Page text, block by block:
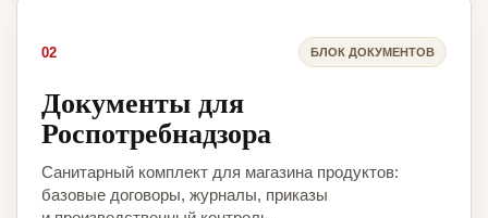
02 БЛОК ДОКУМЕНТОВ
Документы для
Роспотребнадзора
Санитарный комплект для магазина продуктов:
базовые договоры, журналы, приказы